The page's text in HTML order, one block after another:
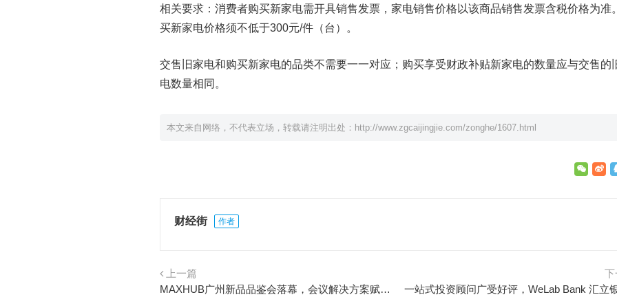
相关要求：消费者购买新家电需开具销售发票，家电销售价格以该商品销售发票含税价格为准
买新家电价格须不低于300元/件（台）。
交售旧家电和购买新家电的品类不需要一一对应；购买享受财政补贴新家电的数量应与交售的
电数量相同。
本文来自网络，不代表立场，转载请注明出处： http://www.zgcaijingjie.com/zonghe/1607.html
财经街 作者
上一篇
MAXHUB广州新品品鉴会落幕，会议解决方案赋能企业高效协作
下